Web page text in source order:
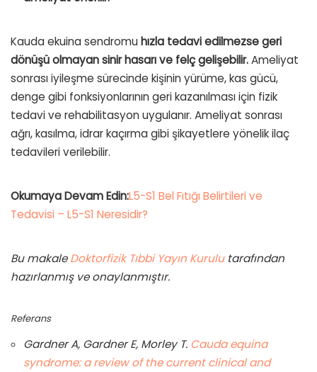
Kauda ekuina sendromu hızla tedavi edilmezse geri
dönüşü olmayan sinir hasarı ve felç gelişebilir.Ameliyat
sonrası iyileşme sürecinde kişinin yürüme, kas gücü,
denge gibi fonksiyonlarının geri kazanılması için fizik
tedavi ve rehabilitasyon uygulanır. Ameliyat sonrası
ağrı, kasılma, idrar kaçırma gibi şikayetlere yönelik ilaç
tedavileri verilebilir.
Okumaya Devam Edin:L5-S1 Bel Fıtığı Belirtileri ve
Tedavisi – L5-S1 Neresidir?
Bu makaleDoktorfizik Tıbbi Yayın Kurulutarafından
hazırlanmış ve onaylanmıştır.
Referans
Gardner A, Gardner E, Morley T. Cauda equina
syndrome: a review of the current clinical and